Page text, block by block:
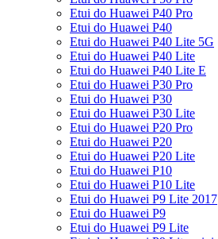
Etui do Huawei P40 Pro
Etui do Huawei P40
Etui do Huawei P40 Lite 5G
Etui do Huawei P40 Lite
Etui do Huawei P40 Lite E
Etui do Huawei P30 Pro
Etui do Huawei P30
Etui do Huawei P30 Lite
Etui do Huawei P20 Pro
Etui do Huawei P20
Etui do Huawei P20 Lite
Etui do Huawei P10
Etui do Huawei P10 Lite
Etui do Huawei P9 Lite 2017
Etui do Huawei P9
Etui do Huawei P9 Lite